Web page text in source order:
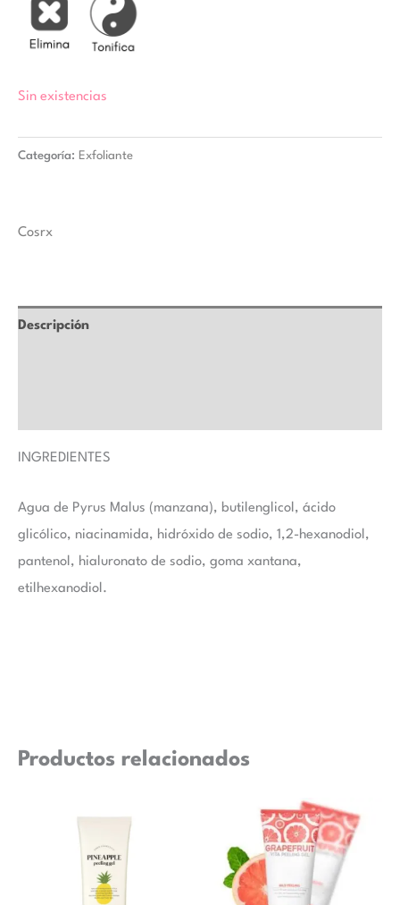
Sin existencias
Categoría: Exfoliante
Cosrx
Descripción
INGREDIENTES
Agua de Pyrus Malus (manzana), butilenglicol, ácido
glicólico, niacinamida, hidróxido de sodio, 1,2-hexanodiol,
pantenol, hialuronato de sodio, goma xantana,
etilhexanodiol.
Productos relacionados